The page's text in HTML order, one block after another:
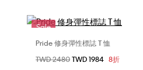
Sale
選擇您的尺碼
XS
Pride 修身彈性標誌 T 恤
價格扣減從
TWD 2480至
TWD 1984 8折